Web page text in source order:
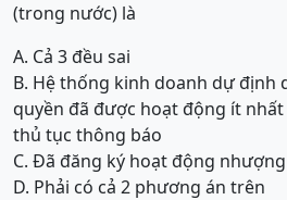
(trong nước) là
A. Cả 3 đều sai
B. Hệ thống kinh doanh dự định
quyền đã được hoạt động ít
thủ tục thông báo
C. Đã đăng ký hoạt động
D. Phải có cả 2 phương án trên